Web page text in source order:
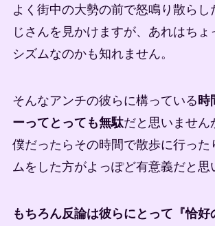
よく街中の大勢の前で怒鳴り散らし
じさんを見かけますが、あれはちょ
シズムなのかも知れません。
そんなアンチの彼らに構っている時
ーってとっても無駄だと思いません
僕だったらその時間で散歩に行った
ムをした方がよっぽど有意義だと思
もちろん反論は彼らにとって『恰好